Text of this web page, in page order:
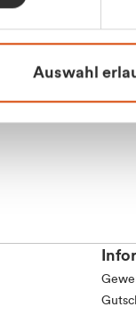
Auswahl